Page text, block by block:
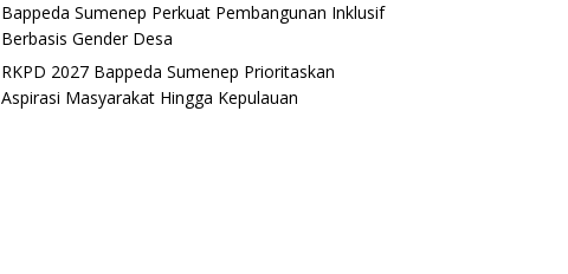
Bappeda Sumenep Perkuat Pembangunan Inklusif
Berbasis Gender Desa
RKPD 2027 Bappeda Sumenep Prioritaskan
Aspirasi Masyarakat Hingga Kepulauan